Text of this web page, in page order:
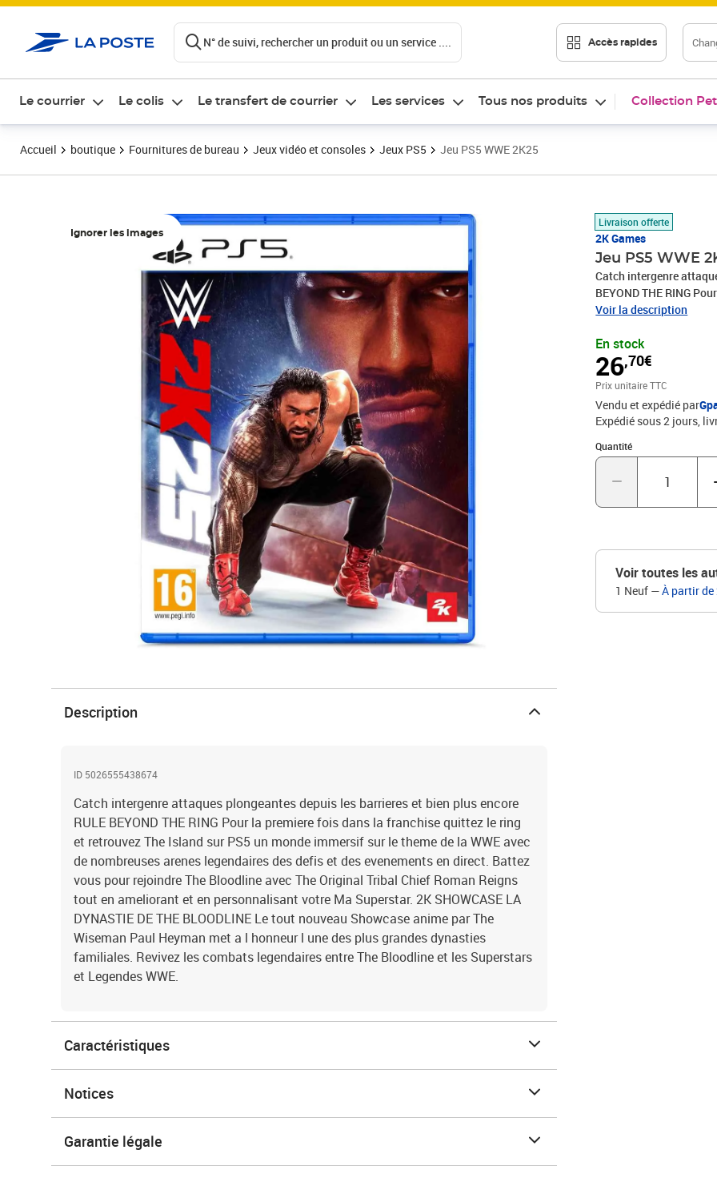
N° de suivi, rechercher un produit ou un service .... Accès rapides
Le courrier Le colis Le transfert de courrier Les services Tous nos produits Collection
Accueil boutique Fournitures de bureau Jeux vidéo et consoles Jeux PS5 Jeu PS5 WWE 2K25
Ignorer les images
Livraison offerte
2K Games
Jeu PS5 WWE
Catch intergenre
BEYOND THE RING
The Island sur PS5 un
The Bloodline avec The
personnalisant votre Ma
BLOODLINE Le tout
honneur l une des plus
entre The Bloodline et
Voir la description
En stock
26,70€
Prix 26,70€
Prix unitaire TTC
Vendu et expédié par
Expédié sous 2 jours
Quantité
Quantité : 1
Voir toutes les
1 Neuf —À partir de
Description
ID 5026555438674
Catch intergenre attaques plongeantes depuis les barrieres et bien plus encore
RULE BEYOND THE RING Pour la premiere fois dans la franchise quittez le ring
et retrouvez The Island sur PS5 un monde immersif sur le theme de la WWE avec
de nombreuses arenes legendaires des defis et des evenements en direct. Battez
vous pour rejoindre The Bloodline avec The Original Tribal Chief Roman Reigns
tout en ameliorant et en personnalisant votre Ma Superstar. 2K SHOWCASE LA
DYNASTIE DE THE BLOODLINE Le tout nouveau Showcase anime par The
Wiseman Paul Heyman met a l honneur l une des plus grandes dynasties
familiales. Revivez les combats legendaires entre The Bloodline et les Superstars
et Legendes WWE.
Caractéristiques
Notices
Garantie légale